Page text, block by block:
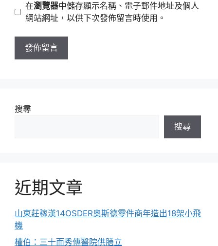
址
站
址
在瀏覽器中儲存顯示名稱、電子郵件地址及個人
網站網址，以供下次發佈留言時使用。
搜尋
搜尋
近期文章
山東莊稼漢14OSDER奧斯德零件商年造出18架小飛
機
權伯：三十而秀傳醫院供膳立